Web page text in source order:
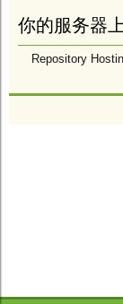
你的服务器
Repository